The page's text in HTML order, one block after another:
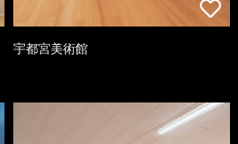
宇都宮美術館